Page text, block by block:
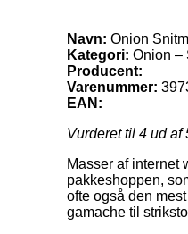
Navn: Onion
Kategori: Onion –
Producent:
Varenummer:
EAN:
Vurderet til 4 ud af
Masser af internet
pakkeshoppen,
ofte også den
gamache til